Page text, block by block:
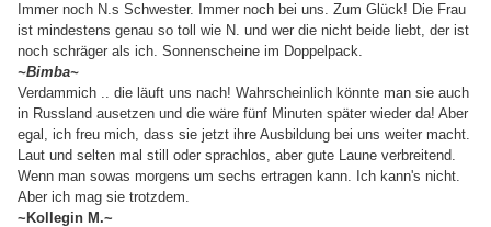
Immer noch N.s Schwester. Immer noch bei uns. Zum Glück! Die Frau
ist mindestens genau so toll wie N. und wer die nicht beide liebt, der ist
noch schräger als ich. Sonnenscheine im Doppelpack.
~Bimba~
Verdammich .. die läuft uns nach! Wahrscheinlich könnte man sie auch
in Russland ausetzen und die wäre fünf Minuten später wieder da! Aber
egal, ich freu mich, dass sie jetzt ihre Ausbildung bei uns weiter macht.
Laut und selten mal still oder sprachlos, aber gute Laune verbreitend.
Wenn man sowas morgens um sechs ertragen kann. Ich kann's nicht.
Aber ich mag sie trotzdem.
~Kollegin M.~